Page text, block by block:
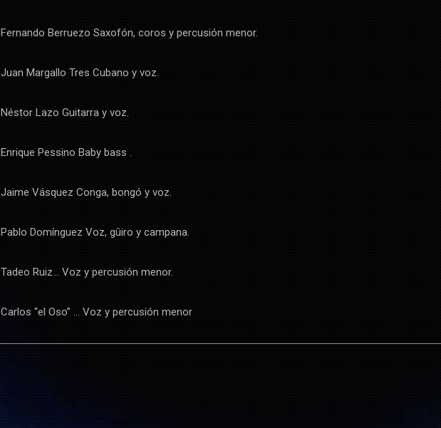
Fernando Berruezo Saxofón, coros y percusión menor.
Juan Margallo Tres Cubano y voz.
Néstor Lazo Guitarra y voz.
Enrique Pessino Baby bass .
Jaime Vásquez Conga, bongó y voz.
Pablo Domínguez Voz, gûiro y campana.
Tadeo Ruiz… Voz y percusión menor.
Carlos “el Oso” … Voz y percusión menor